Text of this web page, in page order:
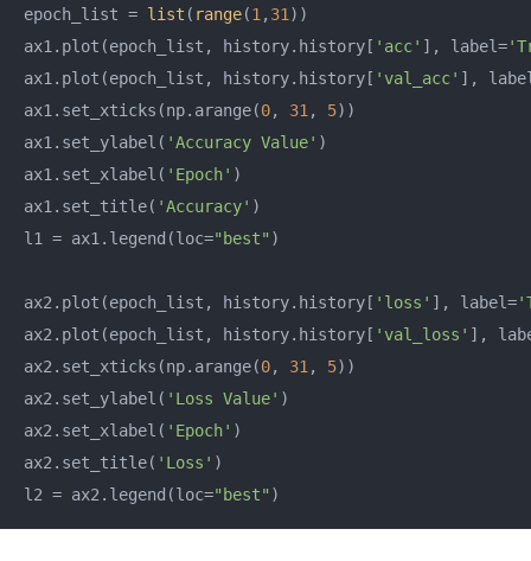
epoch_list = list ( range(1 , 31 ))
ax1.plot(epoch_list, history.history[ 'acc' ], label=
ax1.plot(epoch_list, history.history[ 'val_acc' ],
ax1.set_xticks(np.arange(0, 31 , 5))
ax1.set_ylabel( 'Accuracy Value' )
ax1.set_xlabel( 'Epoch' )
ax1.set_title( 'Accuracy' )
l1 = ax1.legend(loc="best" )
ax2.plot(epoch_list, history.history[ 'loss' ], label=
ax2.plot(epoch_list, history.history[ 'val_loss' ],
ax2.set_xticks(np.arange(0, 31 , 5))
ax2.set_ylabel( 'Loss Value' )
ax2.set_xlabel( 'Epoch' )
ax2.set_title( 'Loss' )
l2 = ax2.legend(loc="best" )